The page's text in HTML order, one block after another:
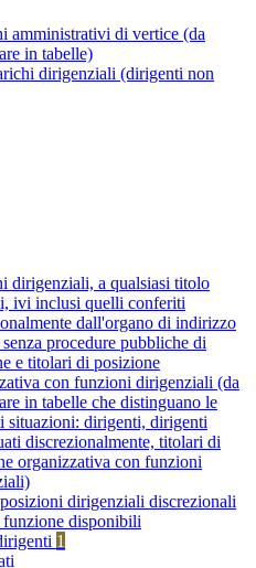
amministrativi di vertice (da
in tabelle)
dirigenziali (dirigenti non
dirigenziali, a qualsiasi titolo
ivi inclusi quelli conferiti
dall'organo di indirizzo
procedure pubbliche di
e titolari di posizione
con funzioni dirigenziali (da
in tabelle che distinguano le
situazioni: dirigenti, dirigenti
discrezionalmente, titolari di
organizzativa con funzioni
dirigenziali discrezionali
funzione disponibili
1